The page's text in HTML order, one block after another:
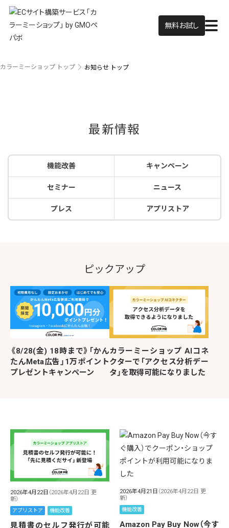
無料お試し
カラーミーショップ トップ お知らせ トップ
最新情報
機能改善 キャンペーン
セミナー ニュース
プレス アプリストア
ピックアップ
《8/28(金) 18時まで》「かん
たんMeta広告」1万ポイント
プレゼントキャンペーン
カラーミーショップ AIコネ
クターで「アクセス分析デー
タ」を取得可能になりました
2026年4月22日 （2026年4月22日 更
新）
アプリストア 機能改善
見積書のセルフ発行が可能
2026年4月21日 （2026年4月22日 更
新）
機能改善
Amazon Pay Buy Now（今す